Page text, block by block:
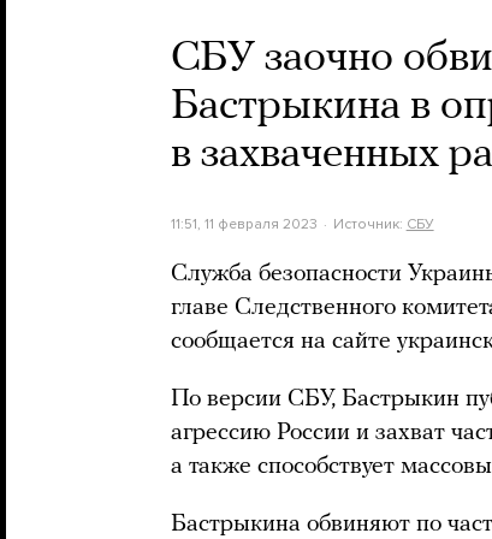
СБУ заочно
Бастрыкина в
в захваченных
11:51, 11 февраля 2023 Источник: СБУ
Служба безопасности
главе Следственного
сообщается на сайте
По версии СБУ, Бастрыкин
агрессию России и захват
а также способствует
Бастрыкина обвиняют по